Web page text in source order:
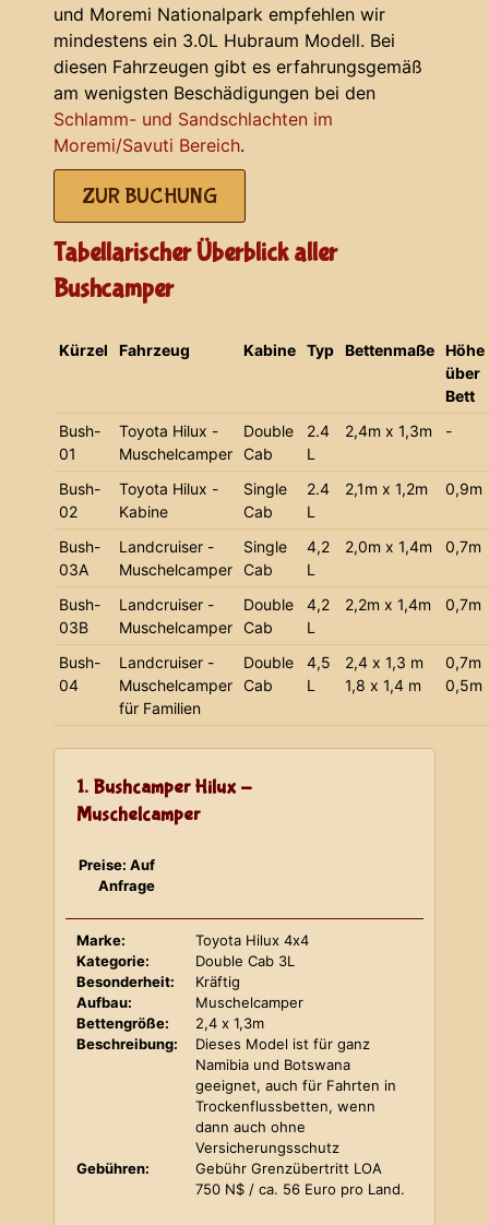
und Moremi Nationalpark empfehlen wir
mindestens ein 3.0L Hubraum Modell. Bei
diesen Fahrzeugen gibt es erfahrungsgemäß
am wenigsten Beschädigungen bei den
Schlamm- und Sandschlachten im
Moremi/Savuti Bereich.
ZUR BUCHUNG
Tabellarischer Überblick aller
Bushcamper
Kürzel Fahrzeug Kabine Typ Bettenmaße Höhe
über
Bett
Bush-
01
Toyota Hilux -
Muschelcamper
Double
Cab
2.4
L
2,4m x 1,3m -
Bush-
02
Toyota Hilux -
Kabine
Single
Cab
2.4
L
2,1m x 1,2m 0,9m
Bush-
03A
Landcruiser -
Muschelcamper
Single
Cab
4,2
L
2,0m x 1,4m 0,7m
Bush-
03B
Landcruiser -
Muschelcamper
Double
Cab
4,2
L
2,2m x 1,4m 0,7m
Bush-
04
Landcruiser -
Muschelcamper
für Familien
Double
Cab
4,5
L
2,4 x 1,3 m
1,8 x 1,4 m
0,7m
0,5m
1. Bushcamper Hilux -
Muschelcamper
Preise: Auf
Anfrage
Marke:
Toyota Hilux 4x4
Kategorie:
Double Cab 3L
Besonderheit:
Kräftig
Aufbau:
Muschelcamper
Bettengröße:
2,4 x 1,3m
Beschreibung:
Dieses Model ist für ganz
Namibia und Botswana
geeignet, auch für Fahrten in
Trockenflussbetten, wenn
dann auch ohne
Versicherungsschutz
Gebühren:
Gebühr Grenzübertritt LOA
750 N$ / ca. 56 Euro pro Land.